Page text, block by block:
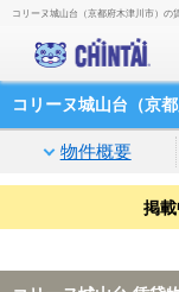
コリーヌ城山台（京都府木津川市）の
コリーヌ城山台（京
物件概要
掲